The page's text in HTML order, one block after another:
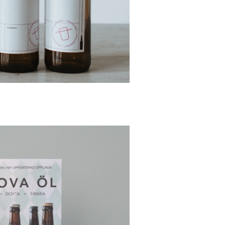
cl). En perfekt volym för dig
öl. Inte för mycket öl som
källare och jäskärlet tar
det inte används och är fin
som dekoration.
som medföljer
kök. Total tid för att brygga öl
ska ölen jäsa i 4 veckor. Bra
5-liters kastrull (eller större),
tomflaskor.